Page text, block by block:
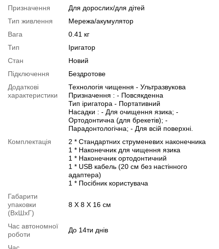
Призначення
Для дорослих/для дітей
Тип живлення
Мережа/акумулятор
Вага
0.41 кг
Тип
Іригатор
Стан
Новий
Підключення
Бездротове
Додаткові
характеристики
Технологія чищення - Ультразвукова
Призначення : - Повсякденна
Тип іригатора - Портативний
Насадки : - Для очищення язика; -
Ортодонтична (для брекетів); -
Парадонтологічна; - Для всій поверхні.
Комплектація
2 * Стандартних струменевих наконечника
1 * Наконечник для чищення язика
1 * Наконечник ортодонтичний
1 * USB кабель (20 см без настінного
адаптера)
1 * Посібник користувача
Габарити
упаковки
(ВхШхГ)
8 X 8 X 16 см
Час автономної
роботи
До 14ти днів
Час